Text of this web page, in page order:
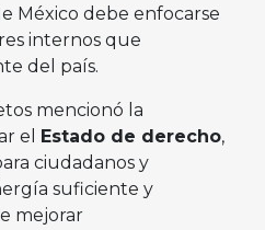
México debe enfocarse
internos que
del país.
mencionó la
el
Estado de derecho,
ciudadanos y
suficiente y
mejorar